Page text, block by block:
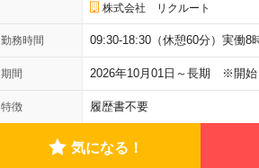
株式会社 リクルート
勤務時間 09:30-18:30（休憩60分）実働8
期間 2026年10月01日～長期 ※開
特徴 履歴書不要
気になる！